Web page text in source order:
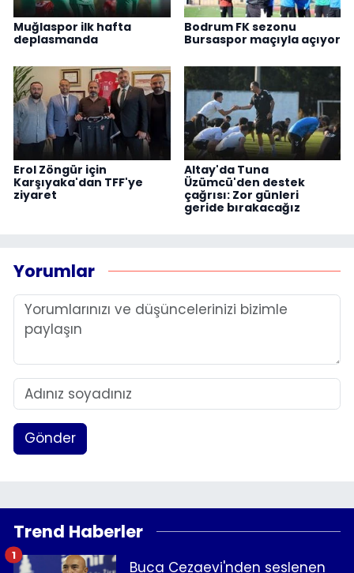
Muğlaspor ilk hafta
deplasmanda
Bodrum FK sezonu
Bursaspor maçıyla açıyor
Erol Zöngür için
Karşıyaka'dan TFF'ye
ziyaret
Altay'da Tuna
Üzümcü'den destek
çağrısı: Zor günleri
geride bırakacağız
Yorumlar
Gönder
Trend Haberler
Buca Cezaevi'nden seslenen
1